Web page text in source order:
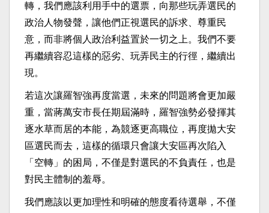
轉，我們應該利用手中的選票，向那些玩弄選民的
政治人物發聲，讓他們正視選民的訴求、尊重民
意，而非將個人政治利益置於一切之上。我們不要
再繼續容忍這樣的惡劣、玩弄民主的行徑，繼續出
現。
若這次讓羅智強再度當選，未來的問題將會更加嚴
重，當蔣萬安市長任期屆滿時，羅智強勢必發揮其
逐水草而居的本能，為競逐更高職位，再度拋大安
區選民而去，這樣的循環只會讓大安區再次陷入
「空轉」的困局，不僅是對選民的不負責任，也是
對民主體制的羞辱。
我們應該以更加理性和明確的態度看待選舉，不僅